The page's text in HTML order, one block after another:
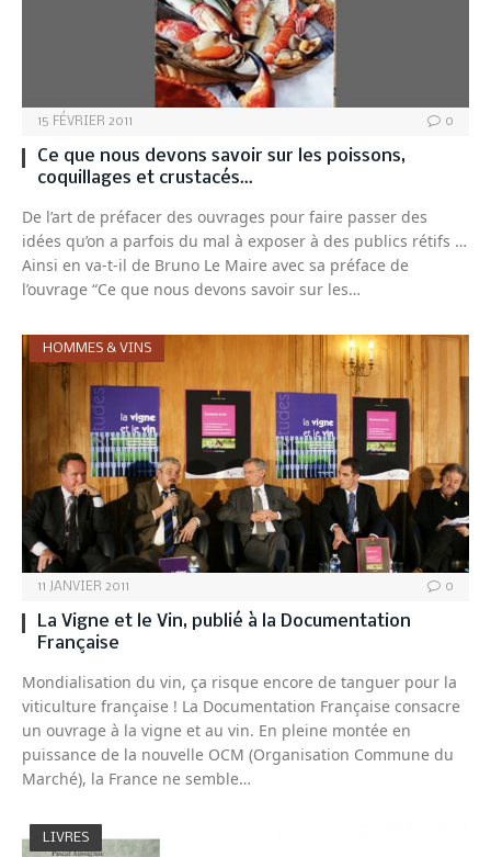
15 FÉVRIER 2011 0
Ce que nous devons savoir sur les poissons,
coquillages et crustacés…
De l’art de préfacer des ouvrages pour faire passer des
idées qu’on a parfois du mal à exposer à des publics rétifs …
Ainsi en va-t-il de Bruno Le Maire avec sa préface de
l’ouvrage “Ce que nous devons savoir sur les…
HOMMES & VINS
11 JANVIER 2011 0
La Vigne et le Vin, publié à la Documentation
Française
Mondialisation du vin, ça risque encore de tanguer pour la
viticulture française ! La Documentation Française consacre
un ouvrage à la vigne et au vin. En pleine montée en
puissance de la nouvelle OCM (Organisation Commune du
Marché), la France ne semble…
LIVRES